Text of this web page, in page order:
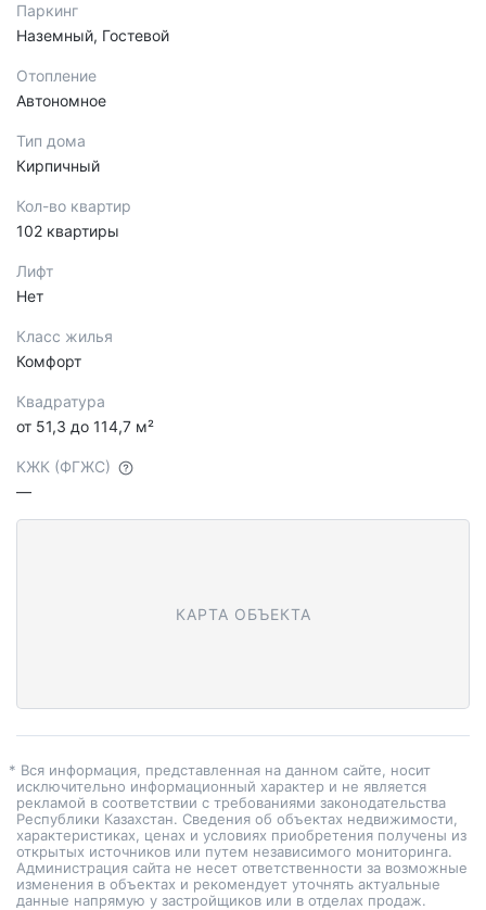
Паркинг
Наземный, Гостевой
Отопление
Автономное
Тип дома
Кирпичный
Кол-во квартир
102 квартиры
Лифт
Нет
Класс жилья
Комфорт
Квадратура
от 51,3 до 114,7 м²
КЖК (ФГЖС)
—
КАРТА ОБЪЕКТА
* Вся информация, представленная на данном сайте, носит
исключительно информационный характер и не является
рекламой в соответствии с требованиями законодательства
Республики Казахстан. Сведения об объектах недвижимости,
характеристиках, ценах и условиях приобретения получены из
открытых источников или путем независимого мониторинга.
Администрация сайта не несет ответственности за возможные
изменения в объектах и рекомендует уточнять актуальные
данные напрямую у застройщиков или в отделах продаж.